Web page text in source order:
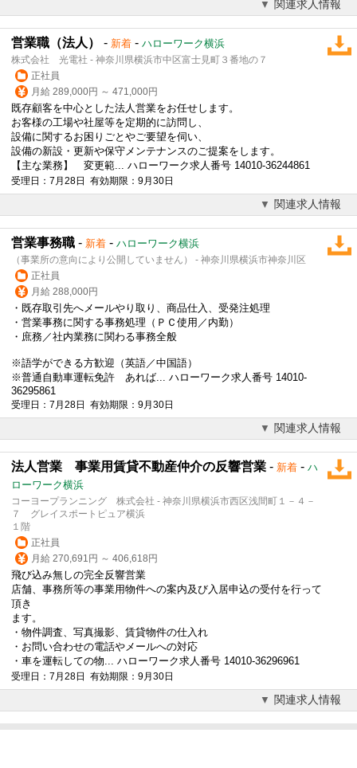
関連求人情報
営業職（法人） - 新着 - ハローワーク横浜
株式会社 光電社 - 神奈川県横浜市中区富士見町３番地の７
正社員
月給 289,000円 ～ 471,000円
既存顧客を中心とした法人営業をお任せします。
お客様の工場や社屋等を定期的に訪問し、
設備に関するお困りごとやご要望を伺い、
設備の新設・更新や保守メンテナンスのご提案をします。
【主な業務】 変更範... ハローワーク求人番号 14010-36244861
受理日：7月28日 有効期限：9月30日
関連求人情報
営業事務職 - 新着 - ハローワーク横浜
（事業所の意向により公開していません） - 神奈川県横浜市神奈川区
正社員
月給 288,000円
・既存取引先へメールやり取り、商品仕入、受発注処理
・営業事務に関する事務処理（ＰＣ使用／内勤）
・庶務／社内業務に関わる事務全般
※語学ができる方歓迎（英語／中国語）
※普通自動車運転免許 あれば... ハローワーク求人番号 14010-
36295861
受理日：7月28日 有効期限：9月30日
関連求人情報
法人営業 事業用賃貸不動産仲介の反響営業 - 新着 - ハ
ローワーク横浜
コーヨープランニング 株式会社 - 神奈川県横浜市西区浅間町１－４－
７ グレイスポートピュア横浜
１階
正社員
月給 270,691円 ～ 406,618円
飛び込み無しの完全反響営業
店舗、事務所等の事業用物件への案内及び入居申込の受付を行って
頂き
ます。
・物件調査、写真撮影、賃貸物件の仕入れ
・お問い合わせの電話やメールへの対応
・車を運転しての物... ハローワーク求人番号 14010-36296961
受理日：7月28日 有効期限：9月30日
関連求人情報